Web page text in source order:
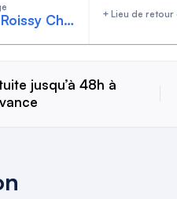
+ Lieu de
jusqu’à 48h à